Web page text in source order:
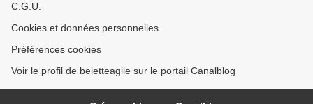
C.G.U.
Cookies et données personnelles
Préférences cookies
Voir le profil de beletteagile sur le portail Canalblog